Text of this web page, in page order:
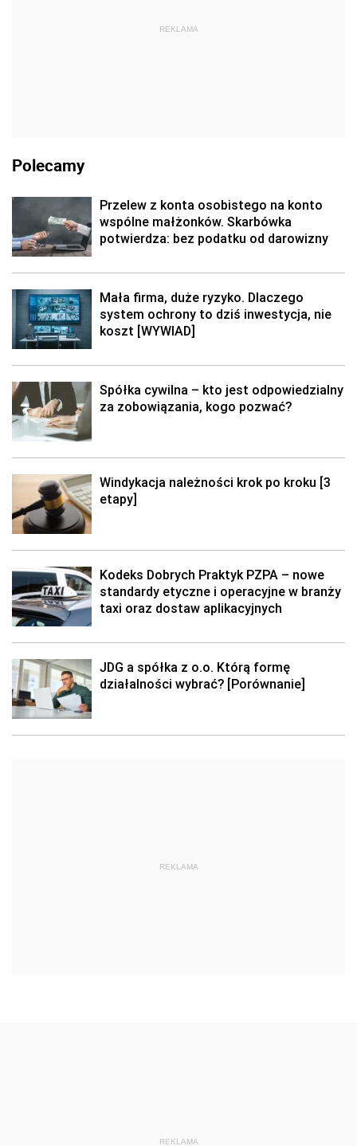
REKLAMA
Polecamy
Przelew z konta osobistego na konto
wspólne małżonków. Skarbówka
potwierdza: bez podatku od darowizny
Mała firma, duże ryzyko. Dlaczego
system ochrony to dziś inwestycja, nie
koszt [WYWIAD]
Spółka cywilna – kto jest odpowiedzialny
za zobowiązania, kogo pozwać?
Windykacja należności krok po kroku [3
etapy]
Kodeks Dobrych Praktyk PZPA – nowe
standardy etyczne i operacyjne w branży
taxi oraz dostaw aplikacyjnych
JDG a spółka z o.o. Którą formę
działalności wybrać? [Porównanie]
REKLAMA
REKLAMA